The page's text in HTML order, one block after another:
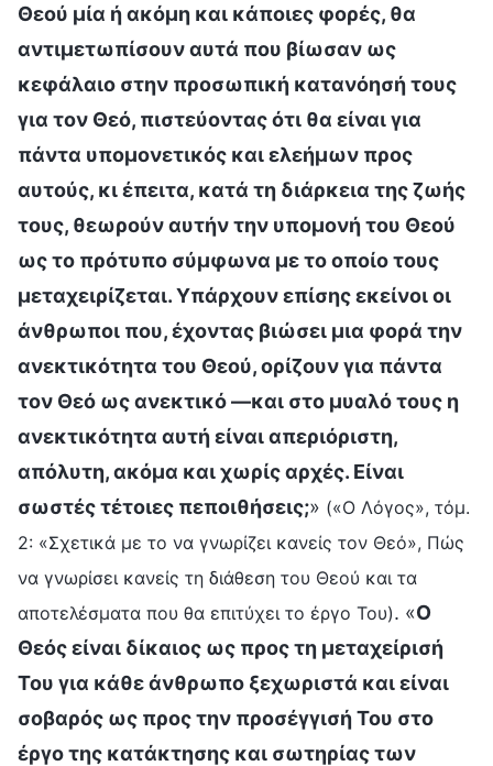
Θεού μία ή ακόμη και κάποιες φορές, θα
αντιμετωπίσουν αυτά που βίωσαν ως
κεφάλαιο στην προσωπική κατανόησή τους
για τον Θεό, πιστεύοντας ότι θα είναι για
πάντα υπομονετικός και ελεήμων προς
αυτούς, κι έπειτα, κατά τη διάρκεια της ζωής
τους, θεωρούν αυτήν την υπομονή του Θεού
ως το πρότυπο σύμφωνα με το οποίο τους
μεταχειρίζεται. Υπάρχουν επίσης εκείνοι οι
άνθρωποι που, έχοντας βιώσει μια φορά την
ανεκτικότητα του Θεού, ορίζουν για πάντα
τον Θεό ως ανεκτικό —και στο μυαλό τους η
ανεκτικότητα αυτή είναι απεριόριστη,
απόλυτη, ακόμα και χωρίς αρχές. Είναι
σωστές τέτοιες πεποιθήσεις;» («Ο Λόγος», τόμ.
2: «Σχετικά με το να γνωρίζει κανείς τον Θεό», Πώς
να γνωρίσει κανείς τη διάθεση του Θεού και τα
αποτελέσματα που θα επιτύχει το έργο Του). «Ο
Θεός είναι δίκαιος ως προς τη μεταχείρισή
Του για κάθε άνθρωπο ξεχωριστά και είναι
σοβαρός ως προς την προσέγγισή Του στο
έργο της κατάκτησης και σωτηρίας των